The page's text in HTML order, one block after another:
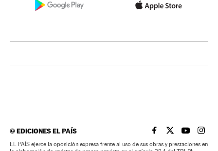
©EDICIONES EL PAÍS EL PAÍS BRASIL EN
EL PAÍSEL PAÍS
EL
EL PAÍS ejerce la oposición expresa frente al uso de sus obras y prestaciones en